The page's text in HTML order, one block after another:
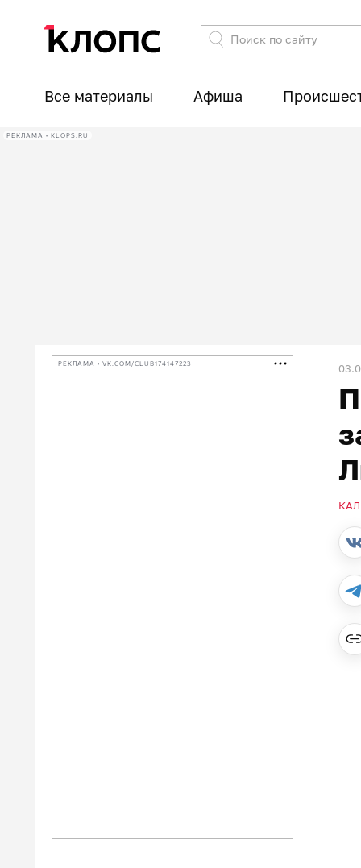
Все материалы Афиша
РЕКЛАМА • KLOPS.RU
РЕКЛАМА • VK.COM/CLUB174147223